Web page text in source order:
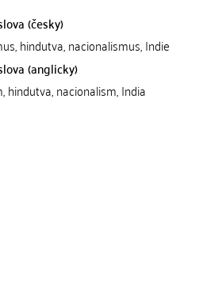
(česky)
hindutva, nacionalismus, Indie
(anglicky)
hindutva, nacionalism, India